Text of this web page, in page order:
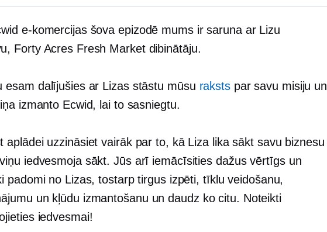
e-komercijas šova epizodē mums ir saruna ar Lizu
Forty Acres Fresh Market dibinātāju.
esam dalījušies ar Lizas stāstu mūsu rakstspar savu misiju un
izmanto Ecwid, lai to sasniegtu.
aplādei uzzināsiet vairāk par to, kā Liza lika sākt savu biznesu
iedvesmoja sākt. Jūs arī iemācīsities dažusvērtīgsun
padomi no Lizas, tostarp tirgus izpēti, tīklu veidošanu,
un kļūdu izmantošanu un daudz ko citu. Noteikti
iedvesmai!